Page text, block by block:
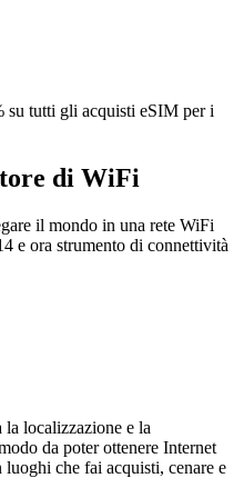
su tutti gli acquisti eSIM per i
di WiFi
il mondo in una rete WiFi
e ora strumento di connettività
localizzazione e la
da poter ottenere Internet
che fai acquisti, cenare e